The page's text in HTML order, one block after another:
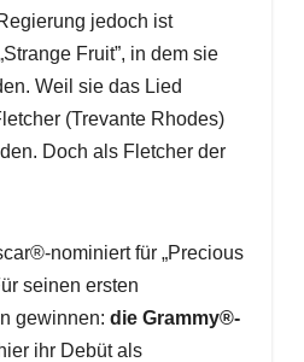
jedoch ist
Fruit”, in dem sie
Weil sie das Lied
(Trevante Rhodes)
Doch als Fletcher der
nominiert für „Precious
seinen ersten
gewinnen:die Grammy®-
ihr Debüt als